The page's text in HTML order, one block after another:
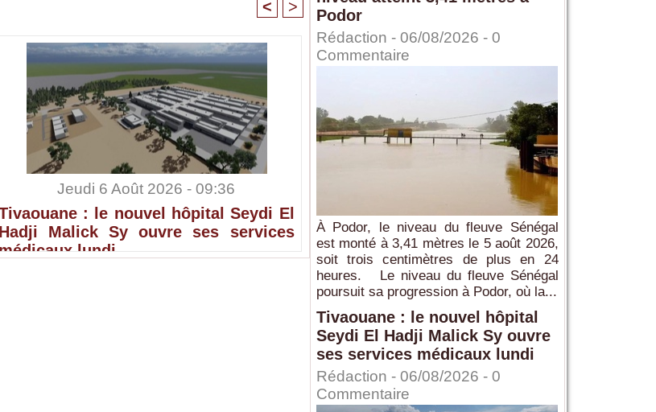
< >
Jeudi 6 Août 2026 - 09:36
: le nouvel hôpital Seydi El
Hadji Malick Sy ouvre ses services
médicaux lundi
Podor
Rédaction - 06/08/2026 - 0
Commentaire
À Podor, le niveau du fleuve Sénégal
est monté à 3,41 mètres le 5 août 2026,
soit trois centimètres de plus en 24
heures. Le niveau du fleuve Sénégal
poursuit sa progression à Podor, où la...
Tivaouane : le nouvel hôpital
Seydi El Hadji Malick Sy ouvre
ses services médicaux lundi
Rédaction - 06/08/2026 - 0
Commentaire